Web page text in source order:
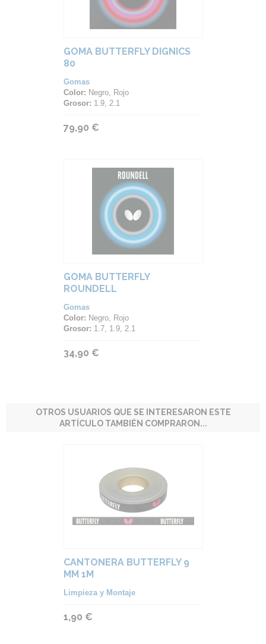
GOMA BUTTERFLY DIGNICS
80
Gomas
Color: Negro, Rojo
Grosor: 1.9, 2.1
79,90 €
GOMA BUTTERFLY
ROUNDELL
Gomas
Color: Negro, Rojo
Grosor: 1.7, 1.9, 2.1
34,90 €
OTROS USUARIOS QUE SE INTERESARON ESTE
ARTÍCULO TAMBIÉN COMPRARON...
CANTONERA BUTTERFLY 9
MM 1M
Limpieza y Montaje
1,90 €